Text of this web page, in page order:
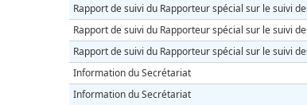
Rapport de suivi du Rapporteur spécial sur le suivi
Rapport de suivi du Rapporteur spécial sur le suivi
Rapport de suivi du Rapporteur spécial sur le suivi
Information du Secrétariat
Information du Secrétariat